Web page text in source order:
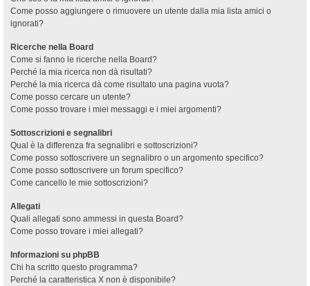
Come posso aggiungere o rimuovere un utente dalla mia lista amici o
ignorati?
Ricerche nella Board
Come si fanno le ricerche nella Board?
Perché la mia ricerca non dà risultati?
Perché la mia ricerca dà come risultato una pagina vuota?
Come posso cercare un utente?
Come posso trovare i miei messaggi e i miei argomenti?
Sottoscrizioni e segnalibri
Qual è la differenza fra segnalibri e sottoscrizioni?
Come posso sottoscrivere un segnalibro o un argomento specifico?
Come posso sottoscrivere un forum specifico?
Come cancello le mie sottoscrizioni?
Allegati
Quali allegati sono ammessi in questa Board?
Come posso trovare i miei allegati?
Informazioni su phpBB
Chi ha scritto questo programma?
Perché la caratteristica X non è disponibile?